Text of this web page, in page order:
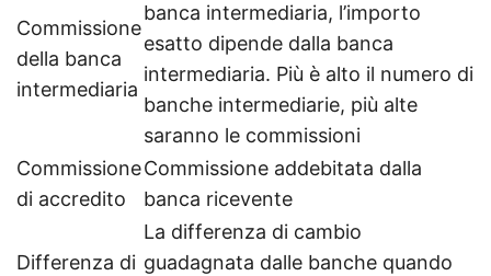
Commissione
della banca
intermediaria
banca intermediaria, l’importo
esatto dipende dalla banca
intermediaria. Più è alto il numero di
banche intermediarie, più alte
saranno le commissioni
Commissione
di accredito
Commissione addebitata dalla
banca ricevente
Differenza di
La differenza di cambio
guadagnata dalle banche quando